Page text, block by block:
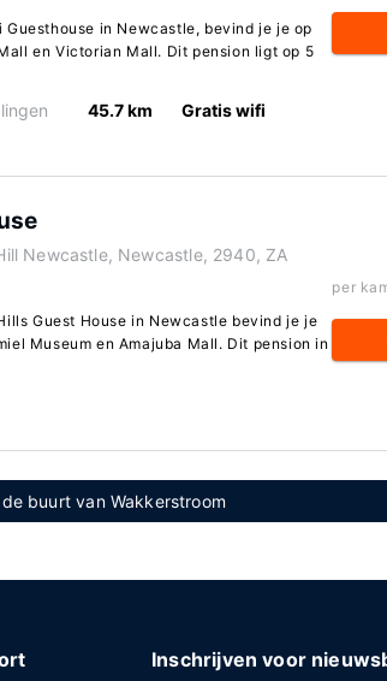
in Newcastle, bevind je je op
en Victorian Mall. Dit pension ligt op 5
45.7 km Gratis wifi
Newcastle, Newcastle, 2940, ZA
Guest House in Newcastle bevind je je
Museum en Amajuba Mall. Dit pension in
per
buurt van Wakkerstroom
Inschrijven voor